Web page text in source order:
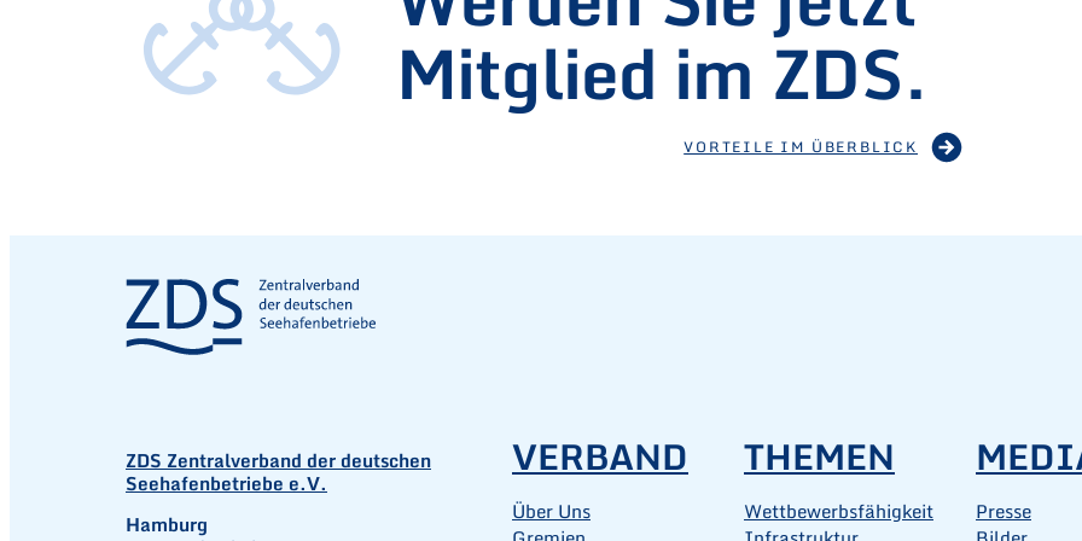
Mitglied im ZDS.
VORTEILE IM ÜBERBLICK
ZDS Zentralverband der deutschen
Seehafenbetriebe e.V.
Hamburg
VERBAND
Über Uns
THEMEN
Wettbewerbsfähigkeit
Presse